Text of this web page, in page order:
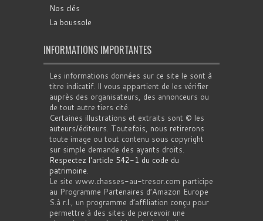
Nos clés
La boussole
INFORMATIONS IMPORTANTES
Les informations données sur ce site le sont à
titre indicatif. Il vous appartient de les vérifier
auprès des organisateurs, des annonceurs ou
de tout autre tiers cité.
Certaines illustrations et extraits sont © les
auteurs/éditeurs. Toutefois, nous retirerons
toute image ou tout contenu sous copyright
sur simple demande des ayants droits.
Respectez l'article 542-1 du code du
patrimoine
Le site www.chasses-au-tresor.com participe
au Programme Partenaires d’Amazon Europe
S.à r.l., un programme d’affiliation conçu pour
permettre à des sites de percevoir une